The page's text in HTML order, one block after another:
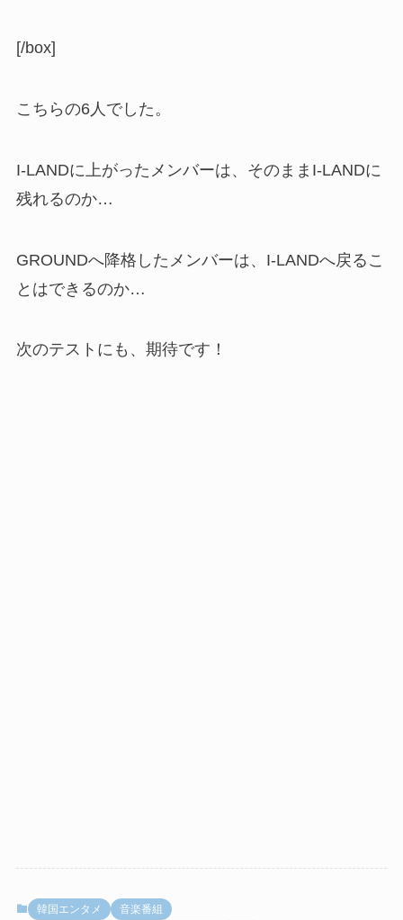
[/box]
こちらの6人でした。
I-LANDに上がったメンバーは、そのままI-LANDに
残れるのか…
GROUNDへ降格したメンバーは、I-LANDへ戻るこ
とはできるのか…
次のテストにも、期待です！
韓国エンタメ
音楽番組